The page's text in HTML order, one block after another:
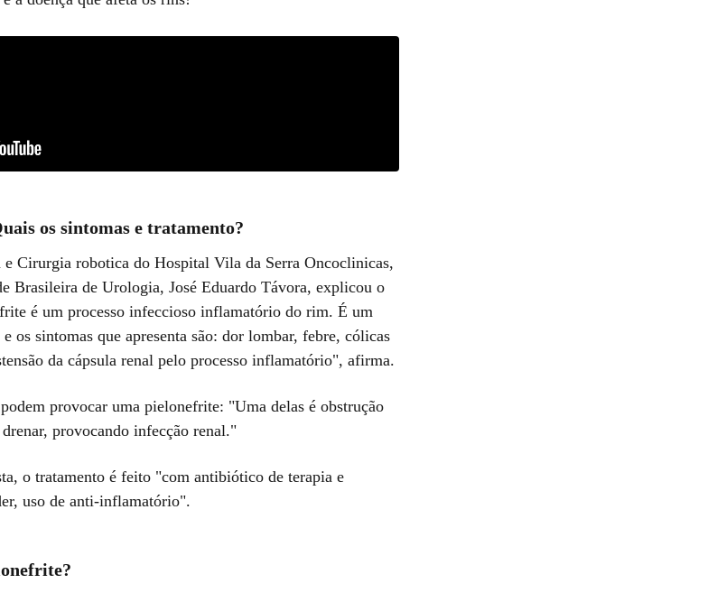
os sintomas e tratamento?
Cirurgia robotica do Hospital Vila da Serra Oncoclinicas,
Brasileira de Urologia, José Eduardo Távora, explicou o
é um processo infeccioso inflamatório do rim. É um
os sintomas que apresenta são: dor lombar, febre, cólicas
da cápsula renal pelo processo inflamatório", afirma.
provocar uma pielonefrite: "Uma delas é obstrução
provocando infecção renal."
o tratamento é feito "com antibiótico de terapia e
uso de anti-inflamatório".